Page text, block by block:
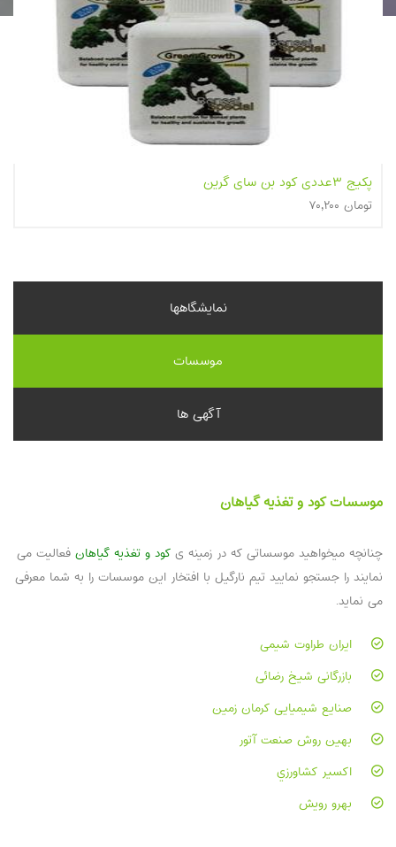
مشاهده جزئیات محصول
کودکامل مخصوص بن سای
۲۰,۰۰۰ تومان
نمایشگاهها
موسسات
آگهی ها
موسسات کود و تغذیه گیاهان
چنانچه میخواهید موسساتی که در زمینه ی کود و تغذیه گیاهان فعالیت می
نمایند را جستجو نمایید تیم نارگیل با افتخار این موسسات را به شما معرفی
می نماید.
ایران طراوت شیمی
بازرگانی شیخ رضائی
صنایع شیمیایی کرمان زمین
بهین روش صنعت آتور
اکسير کشاورزي
بهرو رويش